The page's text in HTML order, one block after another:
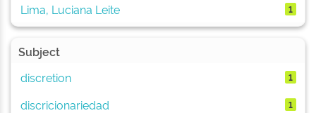
Lima, Luciana Leite 1
Subject
discretion
1
discricionariedad 1